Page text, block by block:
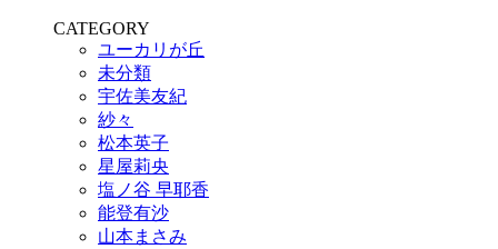
CATEGORY
ユーカリが丘
未分類
宇佐美友紀
紗々
松本英子
星屋莉央
塩ノ谷 早耶香
能登有沙
山本まさみ